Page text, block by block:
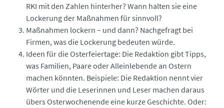
RKI mit den Zahlen hinterher? Wann halten sie eine
Lockerung der Maßnahmen für sinnvoll?
Maßnahmen lockern – und dann? Nachgefragt bei
Firmen, was die Lockerung bedeuten würde.
Ideen für die Osterfeiertage: Die Redaktion gibt Tipps,
was Familien, Paare oder Alleinlebende an Ostern
machen könnten. Beispiele: Die Redaktion nennt vier
Wörter und die Leserinnen und Leser machen daraus
übers Osterwochenende eine kurze Geschichte. Oder: